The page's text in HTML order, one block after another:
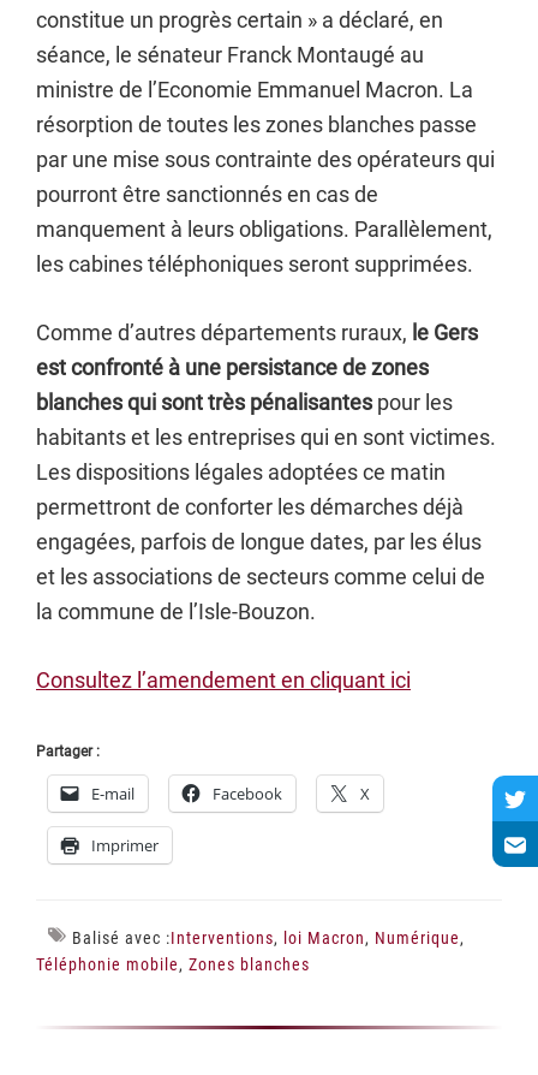
constitue un progrès certain » a déclaré, en
séance, le sénateur Franck Montaugé au
ministre de l’Economie Emmanuel Macron. La
résorption de toutes les zones blanches passe
par une mise sous contrainte des opérateurs qui
pourront être sanctionnés en cas de
manquement à leurs obligations. Parallèlement,
les cabines téléphoniques seront supprimées.
Comme d’autres départements ruraux, le Gers
est confronté à une persistance de zones
blanches qui sont très pénalisantes pour les
habitants et les entreprises qui en sont victimes.
Les dispositions légales adoptées ce matin
permettront de conforter les démarches déjà
engagées, parfois de longue dates, par les élus
et les associations de secteurs comme celui de
la commune de l’Isle-Bouzon.
Consultez l’amendement en cliquant ici
Partager :
E-mail Facebook X
Imprimer
Balisé avec :Interventions, loi Macron, Numérique,
Téléphonie mobile, Zones blanches